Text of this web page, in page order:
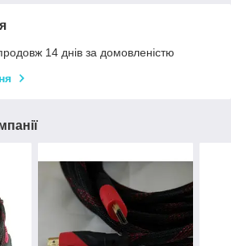
14 днів за домовленістю